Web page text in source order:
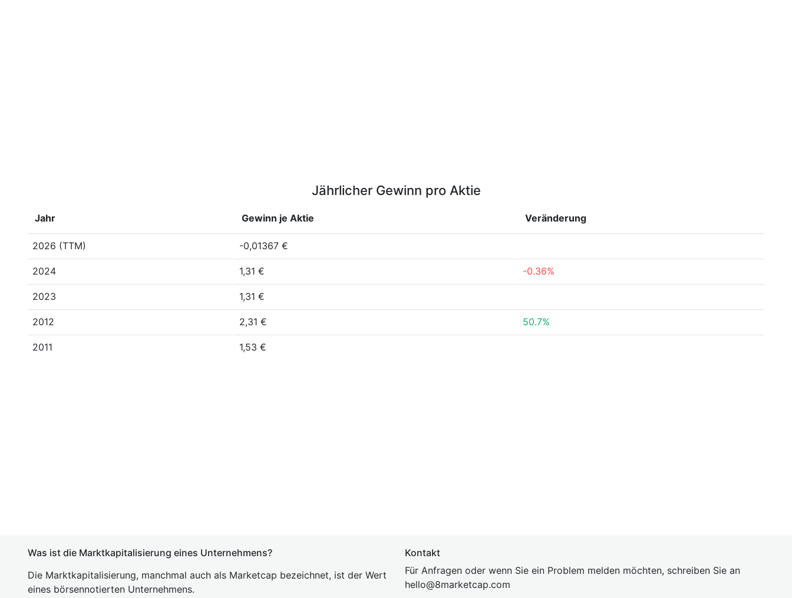
Jährlicher Gewinn pro Aktie
Jahr Gewinn je Aktie Veränderung
2026 (TTM) -0,01367 €
2024 1,31 € -0.36%
2023 1,31 €
2012 2,31 € 50.7%
2011 1,53 €
Was ist die Marktkapitalisierung eines Unternehmens?
Die Marktkapitalisierung, manchmal auch als Marketcap bezeichnet, ist der Wert
eines börsennotierten Unternehmens.
Kontakt
Für Anfragen oder wenn Sie ein Problem melden möchten, schreiben Sie an
hello@8marketcap.com